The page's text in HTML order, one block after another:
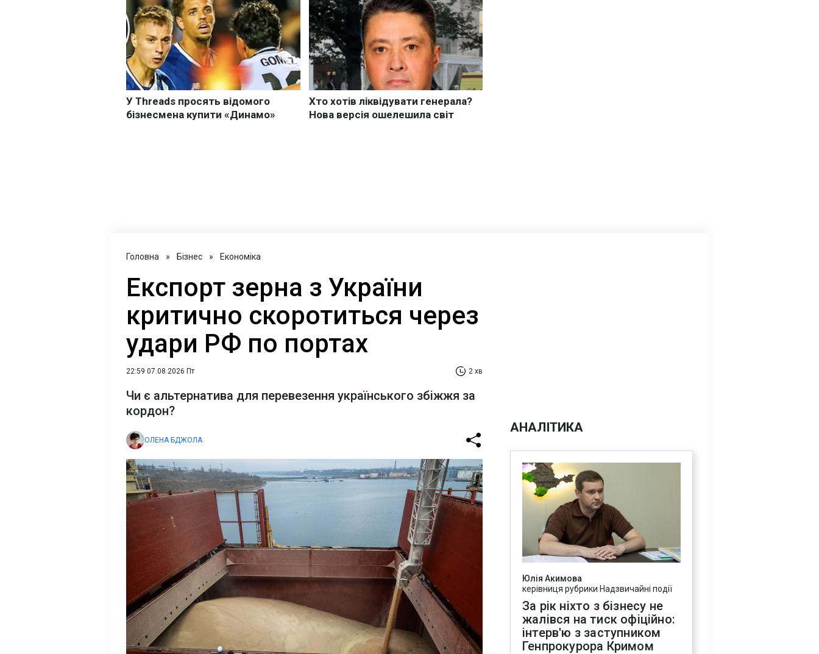
Головна » Бізнес » Економіка
Експорт зерна з України
критично скоротиться через
удари РФ по портах
22:59 07.08.2026 Пт 2 хв
Чи є альтернатива для перевезення українського збіжжя за
кордон?
ОЛЕНА БДЖОЛА
АНАЛІТИКА
Юлія Акимова
керівниця рубрики Надзвичайні події
За рік ніхто з бізнесу не
жалівся на тиск офіційно:
інтерв'ю з заступником
Генпрокурора Кримом